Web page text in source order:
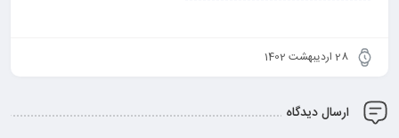
28 اردیبهشت 1402
ارسال دیدگاه